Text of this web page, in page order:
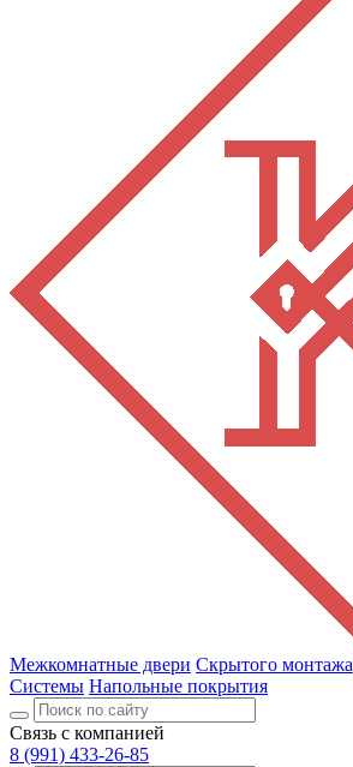
Межкомнатные двери Скрытого монтажа
Системы Напольные покрытия
Связь с компанией
8 (991) 433-26-85